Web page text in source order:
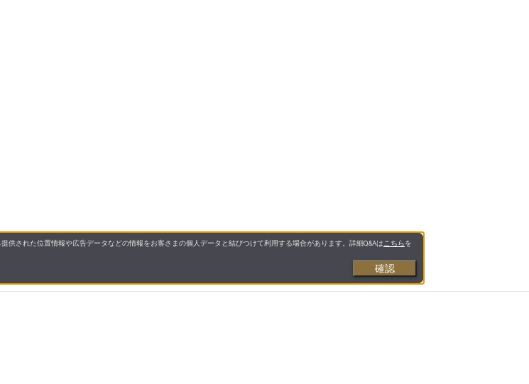
された位置情報や広告データなどの情報をお客さまの個人データと結びつけて利用する場合があります。詳細Q&Aは こちらを
確認